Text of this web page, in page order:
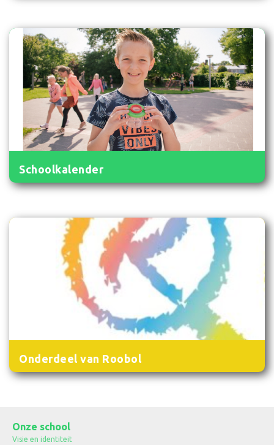
Schoolkalender
Onderdeel van Roobol
Onze school
Visie en identiteit